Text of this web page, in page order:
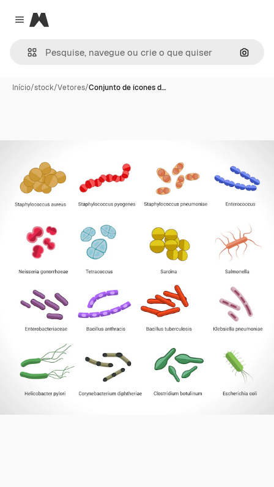
Close menu
Magnific
Início/stock/Vetores/Conjunto de ícones d…